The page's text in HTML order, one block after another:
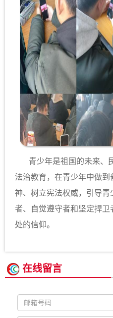
青少年是祖国的未来、
法治教育，在青少年中做
神、树立宪法权威，引导青
者、自觉遵守者和坚定捍
处的信仰。
在线留言